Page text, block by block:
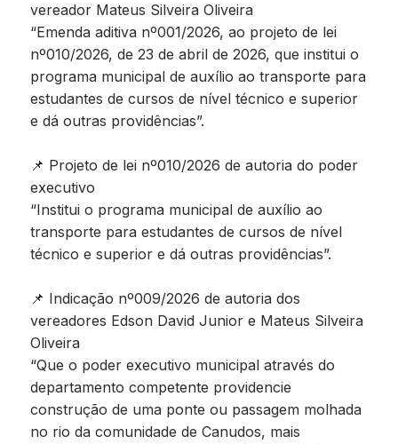
vereador Mateus Silveira Oliveira
“Emenda aditiva nº001/2026, ao projeto de lei
nº010/2026, de 23 de abril de 2026, que institui o
programa municipal de auxílio ao transporte para
estudantes de cursos de nível técnico e superior
e dá outras providências”.
📌 Projeto de lei nº010/2026 de autoria do poder
executivo
“Institui o programa municipal de auxílio ao
transporte para estudantes de cursos de nível
técnico e superior e dá outras providências”.
📌 Indicação nº009/2026 de autoria dos
vereadores Edson David Junior e Mateus Silveira
Oliveira
“Que o poder executivo municipal através do
departamento competente providencie
construção de uma ponte ou passagem molhada
no rio da comunidade de Canudos, mais